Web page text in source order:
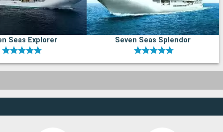
Seas Explorer Seven Seas Splendor